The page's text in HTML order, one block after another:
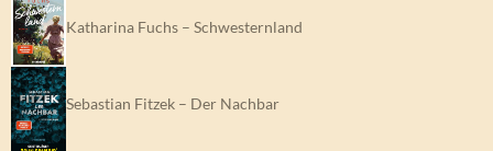
Katharina Fuchs – Schwesternland
Sebastian Fitzek – Der Nachbar